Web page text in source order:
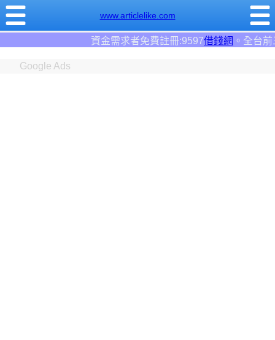
www.articlelike.com
金需求者免費註冊:9597借錢網。全台前三大借錢網站！
Google Ads